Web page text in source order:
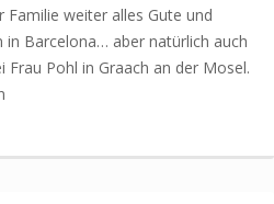
Familie weiter alles Gute und
in Barcelona… aber natürlich auch
Frau Pohl in Graach an der Mosel.